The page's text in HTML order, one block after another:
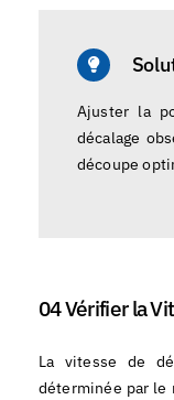
Ajuster la
décalage
découpe
04 Vérifier la
La vitesse de
déterminée par le